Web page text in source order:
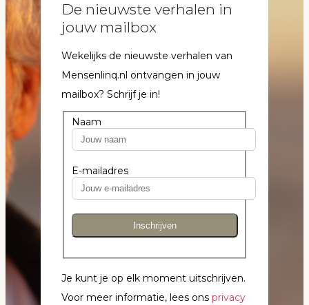
De nieuwste verhalen in
jouw mailbox
Wekelijks de nieuwste verhalen van
Mensenlinq.nl ontvangen in jouw
mailbox? Schrijf je in!
Naam
E-mailadres
Inschrijven
Je kunt je op elk moment uitschrijven.
Voor meer informatie, lees ons privacy